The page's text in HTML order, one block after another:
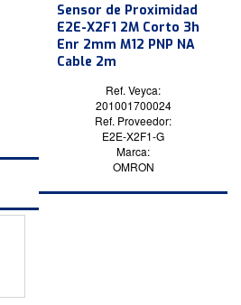
Sensor de Proximidad
E2E-X2F1 2M Corto 3h
Enr 2mm M12 PNP NA
Cable 2m
Ref. Veyca:
201001700024
Ref. Proveedor:
E2E-X2F1-G
Marca:
OMRON